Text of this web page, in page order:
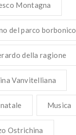
Montagna
del parco borbonico
della ragione
Vanvitelliana
Musica
Ostrichina